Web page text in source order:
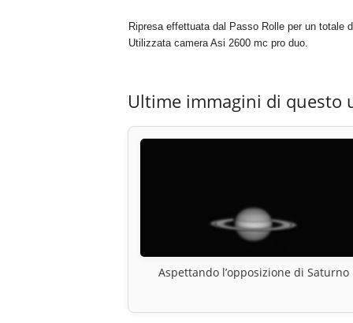
Ripresa effettuata dal Passo Rolle per un totale
Utilizzata camera Asi 2600 mc pro duo.
Ultime immagini di questo
Aspettando l’opposizione di Saturno